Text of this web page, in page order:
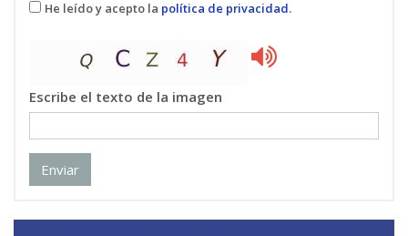
He leído y acepto la política de privacidad.
Escribe el texto de la imagen
Enviar